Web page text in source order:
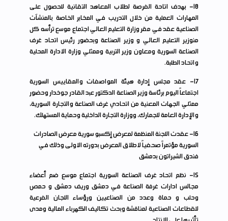
18- بهدف اتاحة الفرصة لطلاب المعاهد التقانية للحصول على
المهارات العملية من خلال التدريب في المخابر الخاصة بالمنشآت
الصناعية عقد في مقر وزارة التعليم العالي اجتماع موسع ترأسه كل
منوزير التعليم العالي و وزير الصناعة وبحضور رئيس اتحاد غرف
الصناعة السورية ومعاون وزير التربية وممثلي وزارة الادارة المحلية
واتحاد الطلبة.
17- عقد مجلس إدارة هيئة المواصفات والمقاييس السورية
اجتماعاً اليوم برئاسة وزير الصناعة الدكتور عبد القادر جوخدار وحضور
ممثلي الجهات المعنية من اتحادي غرف الصناعة والتجارة السورية،
والإدارة العامة للجمارك، ووزارة التجارة الداخلية وحماية المستهلك.
16- عقدت اللجنة المنظمة لمعرض إكسبو سورية معرض الصادرات
السورية مؤتمراً صحفياً لاطلاق المعرض بدورته الاولى وذلك في
فندق الشيراتون بدمشق
15- نظم اتحاد غرف الصناعة السورية اجتماع موسع ضم أعضاء
مجالس ادارات غرفة الصناعة في دمشق وريف دمشق و حمص
وحلب و حماة وعدد من الصناعيين ورؤساء اللجان الفرعية
للقطاعات الصناعية لمناقشة وبحث تكاليف الكهرباء المالية ومدى